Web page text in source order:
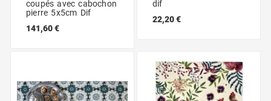
coupés avec cabochon
pierre 5x5cm Dif
141,60 €
dif
22,20 €